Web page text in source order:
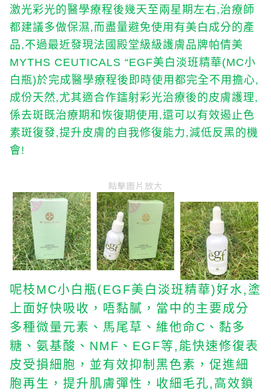
激光彩光的醫學療程後幾天至兩星期左右,治療師
都建議多做保濕,而盡量避免使用有美白成分的產
品,不過最近發現法國殿堂級級護膚品牌帕倩美
MYTHS CEUTICALS “EGF美白淡班精華(MC小
白瓶)於完成醫學療程後即時使用都完全不用擔心,
成份天然,尤其適合作鐳射彩光治療後的皮膚護理,
係去斑既治療期和恢復期使用 ,還可以有效遏止色
素斑復發,提升皮膚的自我修復能力,減低反黑的機
會!
點擊圖片放大
呢枝MC小白瓶(EGF美白淡班精華)好水, 塗
上面好快吸收，唔黏膩，當中的主要成分
多種微量元素、馬尾草、維他命C 、黏多
糖、氨基酸、 NMF 、 EGF等, 能快速修復表
皮受損細胞，並有效抑制黑色素，促進細
胞再生，提升肌膚彈性，收細毛孔, 高效鎖